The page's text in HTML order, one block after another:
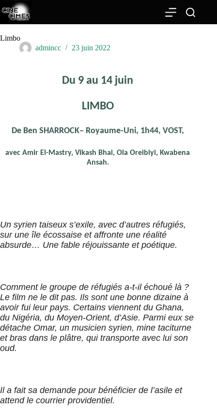
Passer
au
contenu
Limbo
admincc
23 juin 2022
Du 9 au 14 juin
LIMBO
De Ben SHARROCK– Royaume-Uni, 1h44, VOST,
avec Amir El-Mastry, Vikash Bhai, Ola Oreibiyi, Kwabena
Ansah.
Un syrien taiseux s’exile, avec d’autres réfugiés,
sur une île écossaise et affronte une réalité
absurde… Une fable réjouissante et poétique.
Comment le groupe de réfugiés a-t-il échoué là ?
Le film ne le dit pas. Ils sont une bonne dizaine à
avoir fui leur pays. Certains viennent du Ghana,
du Nigéria, du Moyen-Orient, d’Asie. Parmi eux se
détache Omar, un musicien syrien, mine taciturne
et bras dans le plâtre, qui transporte avec lui son
oud.
Il a fait sa demande pour bénéficier de l’asile et
attend le courrier providentiel.